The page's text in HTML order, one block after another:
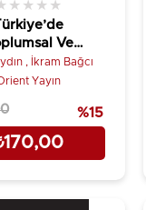
Ve
Siyasal
★ ★ ★ ★
, İkram Bağcı
Yayın
%15